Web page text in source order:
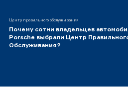
Центр правильного обслуживания
Почему сотни владельцев
Porsche выбрали Центр
Обслуживания?